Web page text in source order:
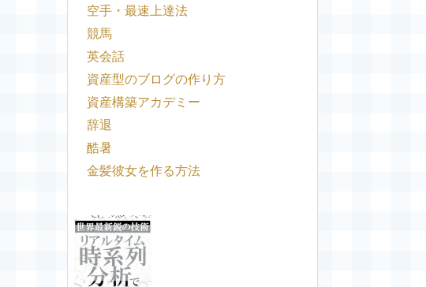
空手・最速上達法
競馬
英会話
資産型のブログの作り方
資産構築アカデミー
辞退
酷暑
金髪彼女を作る方法